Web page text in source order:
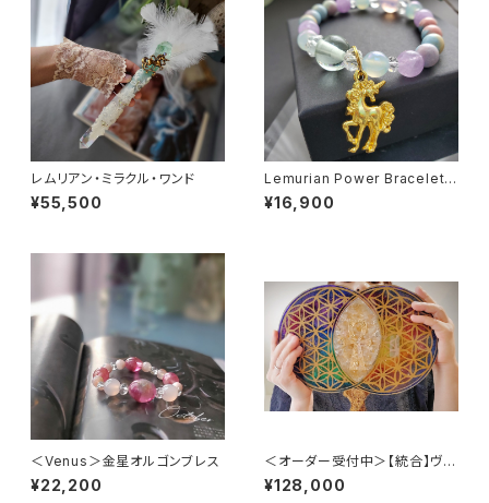
レムリアン・ミラクル・ワンド
¥55,500
Lemurian Power Bracelet
（金のユニコーン）
¥16,900
＜Venus＞金星オルゴンブレス
¥22,200
＜オーダー受付中＞【統合】ヴェ
シカパイシス・パワー・プレート
オルゴナイト
¥128,000